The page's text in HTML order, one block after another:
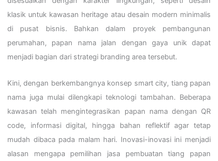
klasik untuk kawasan heritage atau desain modern minimalis
di pusat bisnis. Bahkan dalam proyek pembangunan
perumahan, papan nama jalan dengan gaya unik dapat
menjadi bagian dari strategi branding area tersebut.
Kini, dengan berkembangnya konsep smart city, tiang papan
nama juga mulai dilengkapi teknologi tambahan. Beberapa
kawasan telah mengintegrasikan papan nama dengan QR
code, informasi digital, hingga bahan reflektif agar tetap
mudah dibaca pada malam hari. Inovasi-inovasi ini menjadi
alasan mengapa pemilihan jasa pembuatan tiang papan